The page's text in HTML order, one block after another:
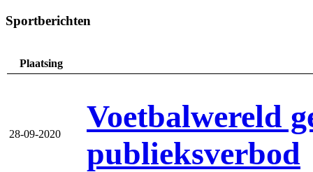
Sportberichten
Plaatsing
28-09-2020
Voetbalwereld
publieksverbod